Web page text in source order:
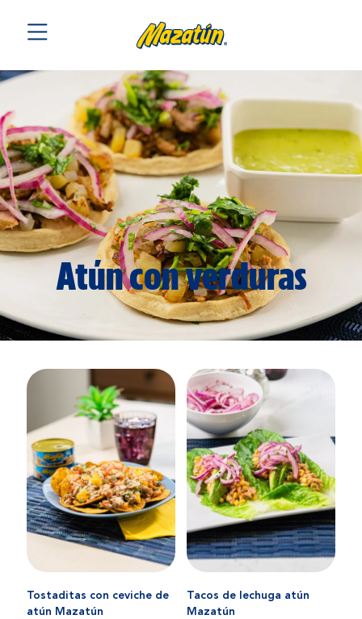
Atún con verduras
Tostaditas con ceviche de
atún Mazatún
Tacos de lechuga atún
Mazatún